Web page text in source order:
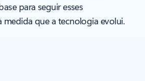
para seguir esses
medida que a tecnologia evolui.